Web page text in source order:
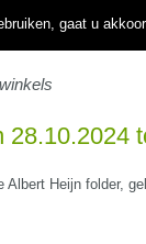
Heijn folder,
gaat u